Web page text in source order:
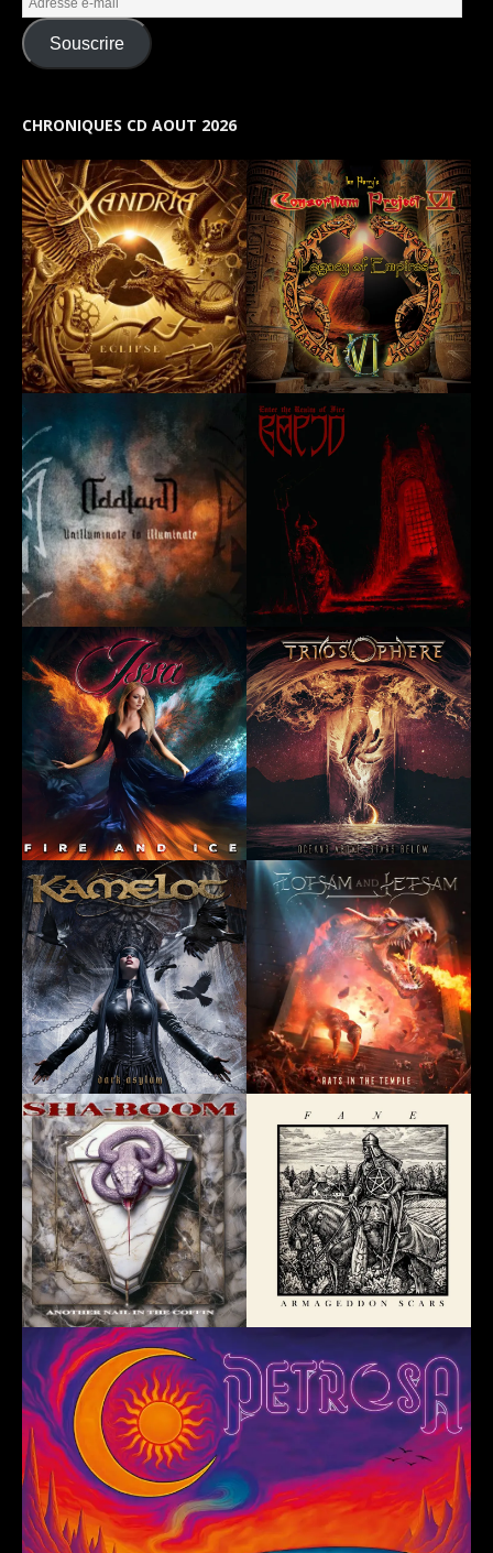
Souscrire
CHRONIQUES CD AOUT 2026